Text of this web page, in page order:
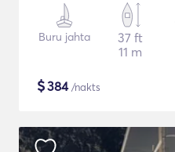
Buru jahta
37 ft
11 m
$384/nakts